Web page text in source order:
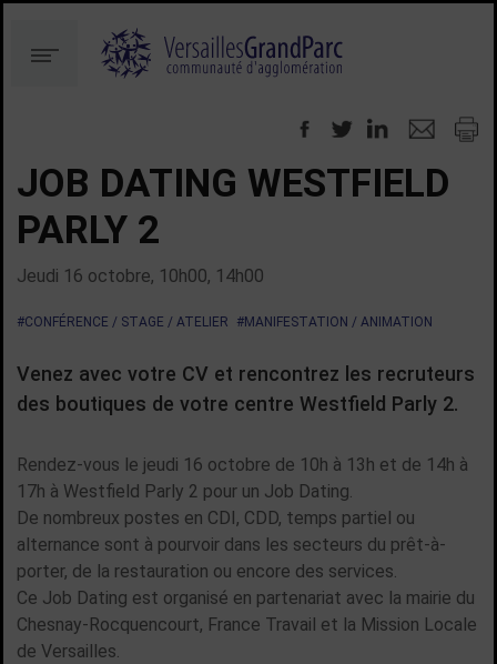
au
contenu
à
Menu
JOB DATING WESTFIELD
PARLY 2
Jeudi 16 octobre, 10h00, 14h00
#CONFÉRENCE / STAGE / ATELIER #MANIFESTATION / ANIMATION
Venez avec votre CV et rencontrez les recruteurs
des boutiques de votre centre Westfield Parly 2.
Rendez-vous le jeudi 16 octobre de 10h à 13h et de 14h à
17h à Westfield Parly 2 pour un Job Dating.
De nombreux postes en CDI, CDD, temps partiel ou
alternance sont à pourvoir dans les secteurs du prêt-à-
porter, de la restauration ou encore des services.
Ce Job Dating est organisé en partenariat avec la mairie du
Chesnay-Rocquencourt, France Travail et la Mission Locale
de Versailles.